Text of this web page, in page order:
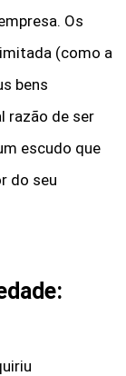
Os
(como a
bens
razão de ser
escudo que
do seu